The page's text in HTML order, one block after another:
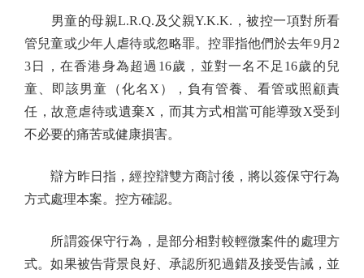
男童的母親L.R.Q.及父親Y.K.K.，被控一項對所看
管兒童或少年人虐待或忽略罪。控罪指他們於去年9月2
3日，在香港身為超過16歲，並對一名不足16歲的兒
童、即該男童（化名X），負有管養、看管或照顧責
任，故意虐待或遺棄X，而其方式相當可能導致X受到
不必要的痛苦或健康損害。
辯方昨日指，經控辯雙方商討後，將以簽保守行為
方式處理本案。控方確認。
所謂簽保守行為，是部分相對較輕微案件的處理方
式。如果被告背景良好、承認所犯過錯及接受告誡，並